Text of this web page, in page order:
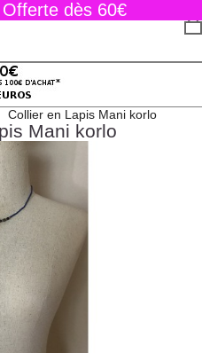
dès 60€
Collier en Lapis Mani korlo
Mani korlo